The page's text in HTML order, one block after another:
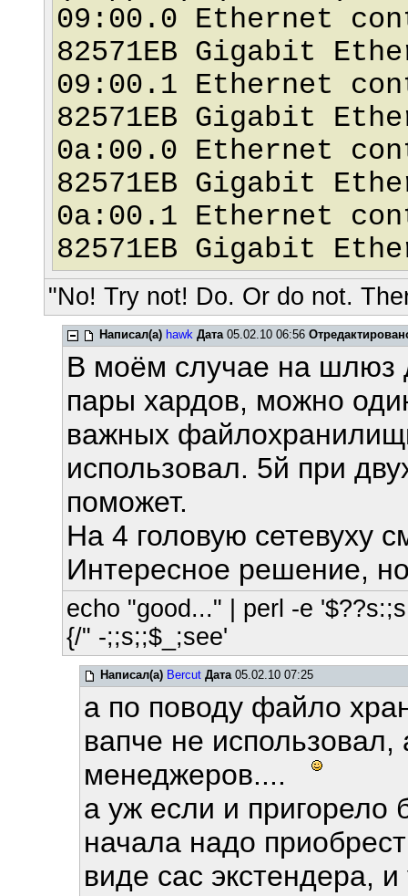
09:00.0 Ethernet
82571EB Gigabit
09:00.1 Ethernet
82571EB Gigabit
0a:00.0 Ethernet
82571EB Gigabit
0a:00.1 Ethernet
82571EB Gigabit
"No! Try not! Do. Or do not.
Написал(а) hawk Дата05.02.10 06:56
В моём случае на шлюз
пары хардов, можно
важных
использовал. 5й при
поможет.
На 4 головую сетевуху
Интересное решение,
echo "good..." | perl -e
{/" -;;s;;$_;see'
Написал(а) Bercut Дата05.02.10 07:25
а по поводу файло
вапче не
менеджеров....
а уж если и пригорело
начала надо
виде сас экстендера,